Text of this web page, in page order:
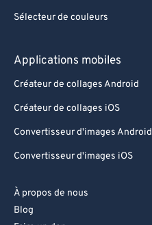
Sélecteur de couleurs
Applications mobiles
Créateur de collages Android
Créateur de collages iOS
Convertisseur d'images Android
Convertisseur d'images iOS
À propos de nous
Blog